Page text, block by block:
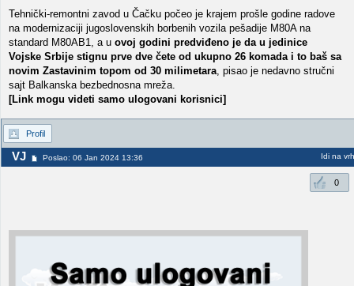
Tehnički-remontni zavod u Čačku počeo je krajem prošle godine radove
na modernizaciji jugoslovenskih borbenih vozila pešadije M80A na
standard M80AB1, a u ovoj godini predviđeno je da u jedinice
Vojske Srbije stignu prve dve čete od ukupno 26 komada i to baš sa
novim Zastavinim topom od 30 milimetara, pisao je nedavno stručni
sajt Balkanska bezbednosna mreža.
[Link mogu videti samo ulogovani korisnici]
Profil
VJ Poslao: 06 Jan 2024 13:36 Idi na vrh
0